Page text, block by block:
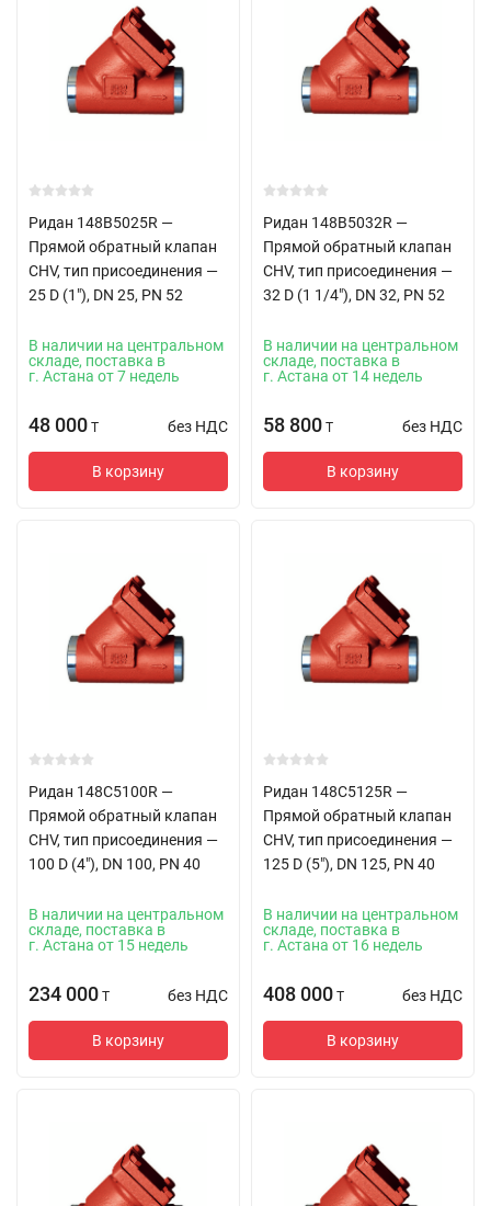
Ридан 148B5025R —
Прямой обратный клапан
CHV, тип присоединения —
25 D (1"), DN 25, PN 52
В наличии на центральном
складе, поставка в
г. Астана от 7 недель
48 000 T без НДС
В корзину
Ридан 148B5032R —
Прямой обратный клапан
CHV, тип присоединения —
32 D (1 1/4"), DN 32, PN 52
В наличии на центральном
складе, поставка в
г. Астана от 14 недель
58 800 T без НДС
В корзину
Ридан 148C5100R —
Прямой обратный клапан
CHV, тип присоединения —
100 D (4"), DN 100, PN 40
В наличии на центральном
складе, поставка в
г. Астана от 15 недель
234 000 T без НДС
В корзину
Ридан 148C5125R —
Прямой обратный клапан
CHV, тип присоединения —
125 D (5"), DN 125, PN 40
В наличии на центральном
складе, поставка в
г. Астана от 16 недель
408 000 T без НДС
В корзину